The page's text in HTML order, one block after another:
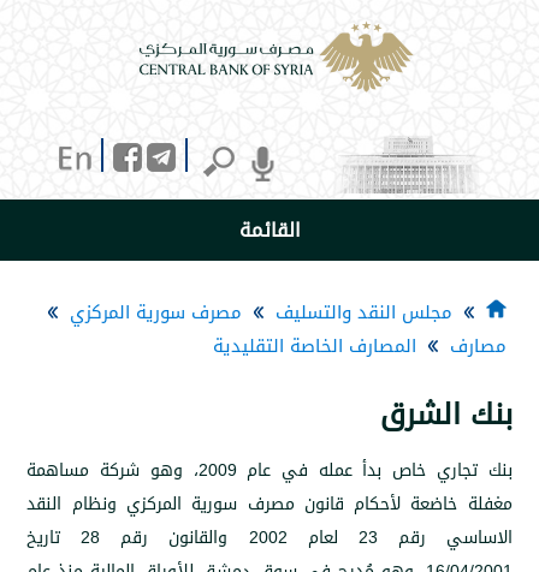
النقد والتسليف
مصرف سورية المركزي
المصارف الخاصة التقليدية
بنك تجاري خاص بدأ عمله في عام 2009، وهو شركة مساهمة
لأحكام قانون مصرف سورية المركزي ونظام النقد
الاساسي رقم 23 لعام 2002 والقانون رقم 28 تاريخ